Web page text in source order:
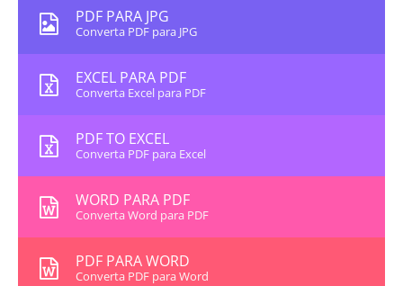
PDF PARA JPG
Converta PDF para JPG
EXCEL PARA PDF
Converta Excel para PDF
PDF TO EXCEL
Converta PDF para Excel
WORD PARA PDF
Converta Word para PDF
PDF PARA WORD
Converta PDF para Word